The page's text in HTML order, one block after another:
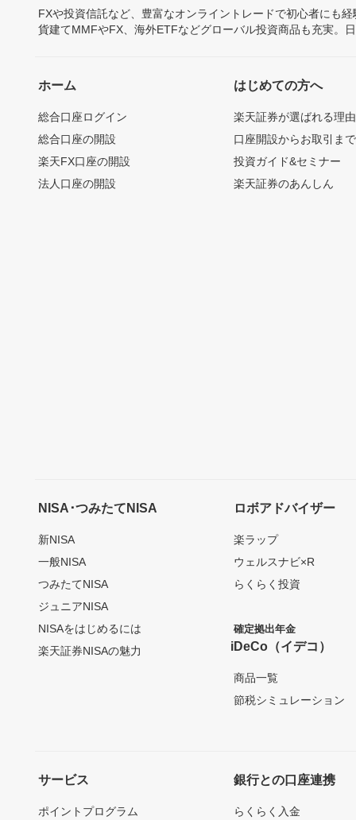
FXや投資信託など、豊富なオンライントレードで初心者にも
貨建てMMFやFX、海外ETFなどグローバル投資商品も充実。
ホーム
総合口座ログイン
総合口座の開設
楽天FX口座の開設
法人口座の開設
はじめての方へ
楽天証券が選ばれる理由
口座開設からお取引ま
投資ガイド&セミナー
楽天証券のあんしん
NISA･つみたてNISA
新NISA
一般NISA
つみたてNISA
ジュニアNISA
NISAをはじめるには
楽天証券NISAの魅力
ロボアドバイザー
楽ラップ
ウェルスナビ×R
らくらく投資
確定拠出年金
iDeCo（イデコ）
商品一覧
節税シミュレーション
サービス
ポイントプログラム
銀行との口座連携
らくらく入金